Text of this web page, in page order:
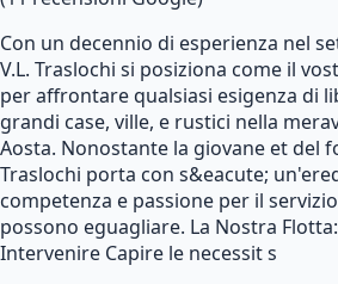
Con un decennio di esperienza nel
V.L. Traslochi si posiziona come il
per affrontare qualsiasi esigenza di
grandi case, ville, e rustici nella
Aosta. Nonostante la giovane et del
Traslochi porta con s&eacute;
competenza e passione per il
possono eguagliare. La Nostra
Intervenire Capire le necessit s